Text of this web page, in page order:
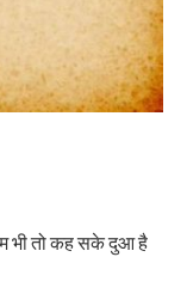
भी तो कह सके दुआ है